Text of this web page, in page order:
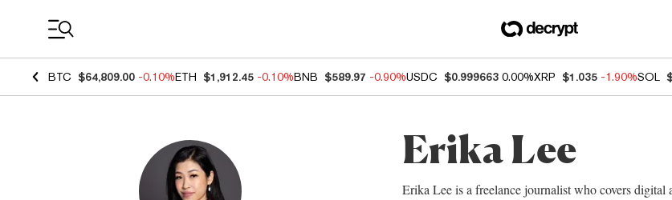
BTC $64,809.00 -0.10%ETH $1,912.45 -0.10%BNB $589.97 -0.90%USDC $0.999663 0.00%XRP $1.035 -1.90%SOL
Erika Lee
Erika Lee is a freelance journalist who covers